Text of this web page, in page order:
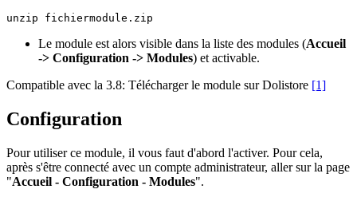
Le module est alors visible dans la liste des modules (Accueil
-> Configuration -> Modules) et activable.
Compatible avec la 3.8: Télécharger le module sur Dolistore [1]
Configuration
Pour utiliser ce module, il vous faut d'abord l'activer. Pour cela,
après s'être connecté avec un compte administrateur, aller sur la page
"Accueil - Configuration - Modules".